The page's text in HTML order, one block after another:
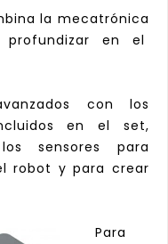
la mecatrónica
en el
con los
en el set,
sensores para
robot y para crear
Para